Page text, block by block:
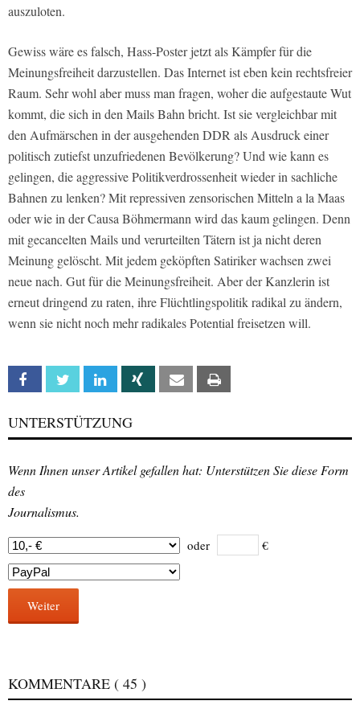
auszuloten.
Gewiss wäre es falsch, Hass-Poster jetzt als Kämpfer für die
Meinungsfreiheit darzustellen. Das Internet ist eben kein rechtsfreier
Raum. Sehr wohl aber muss man fragen, woher die aufgestaute Wut
kommt, die sich in den Mails Bahn bricht. Ist sie vergleichbar mit
den Aufmärschen in der ausgehenden DDR als Ausdruck einer
politisch zutiefst unzufriedenen Bevölkerung? Und wie kann es
gelingen, die aggressive Politikverdrossenheit wieder in sachliche
Bahnen zu lenken? Mit repressiven zensorischen Mitteln a la Maas
oder wie in der Causa Böhmermann wird das kaum gelingen. Denn
mit gecancelten Mails und verurteilten Tätern ist ja nicht deren
Meinung gelöscht. Mit jedem geköpften Satiriker wachsen zwei
neue nach. Gut für die Meinungsfreiheit. Aber der Kanzlerin ist
erneut dringend zu raten, ihre Flüchtlingspolitik radikal zu ändern,
wenn sie nicht noch mehr radikales Potential freisetzen will.
Facebook Twitter Linkedin Xing Email
UNTERSTÜTZUNG
Wenn Ihnen unser Artikel gefallen hat: Unterstützen Sie diese Form
des
Journalismus.
oder €
Weiter
KOMMENTARE ( 45 )